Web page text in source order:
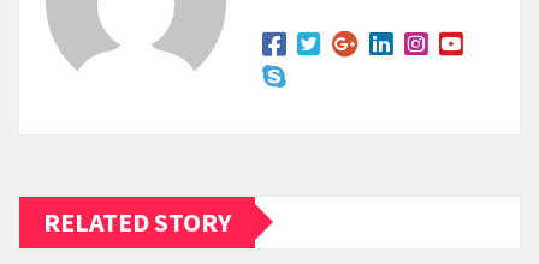
RELATED STORY